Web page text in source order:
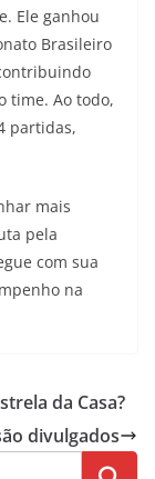
Ele ganhou
Brasileiro
time. Ao todo,
partidas,
mais
pela
com sua
na
da Casa?
divulgados